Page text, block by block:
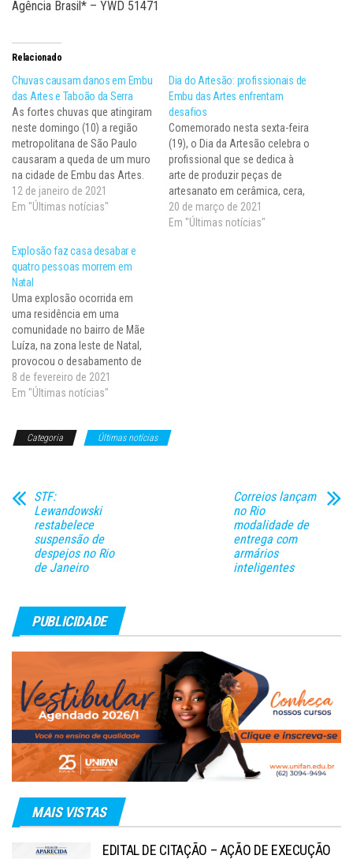
Agência Brasil* – YWD 51471
Relacionado
Chuvas causam danos em Embu
das Artes e Taboão da Serra
As fortes chuvas que atingiram
neste domingo (10) a região
metropolitana de São Paulo
causaram a queda de um muro
na cidade de Embu das Artes.
A pressão derrubou totalmente
uma casa e parcialmente outra
do município. Segundo a
prefeitura de…
12 de janeiro de 2021
Em "Últimas notícias"
Dia do Artesão: profissionais de
Embu das Artes enfrentam
desafios
Comemorado nesta sexta-feira
(19), o Dia da Artesão celebra o
profissional que se dedica à
arte de produzir peças de
artesanato em cerâmica, cera,
tecido, palha, madeira e couro,
entre outras. Originada do
20 de março de 2021
Em "Últimas notícias"
Explosão faz casa desabar e
quatro pessoas morrem em
Natal
Uma explosão ocorrida em
uma residência em uma
comunidade no bairro de Mãe
Luíza, na zona leste de Natal,
provocou o desabamento de
uma casa e a morte de quatro
mulheres. Mais duas pessoas
explosão de um botijão de gás
8 de fevereiro de 2021
Em "Últimas notícias"
Categoria Últimas notícias
STF:
Lewandowski
restabelece
suspensão de
despejos no Rio
de Janeiro
Correios lançam
no Rio
modalidade de
entrega com
armários
inteligentes
PUBLICIDADE
MAIS VISTAS
EDITAL DE CITAÇÃO – AÇÃO DE EXECUÇÃO